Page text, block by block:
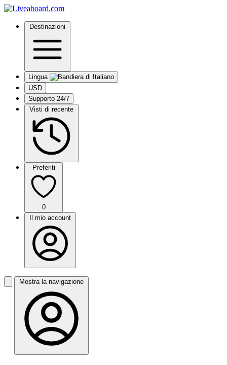
Destinazioni
Lingua
USD
Supporto 24/7
Visti di recente
Preferiti
0
Il mio account
Mostra la navigazione